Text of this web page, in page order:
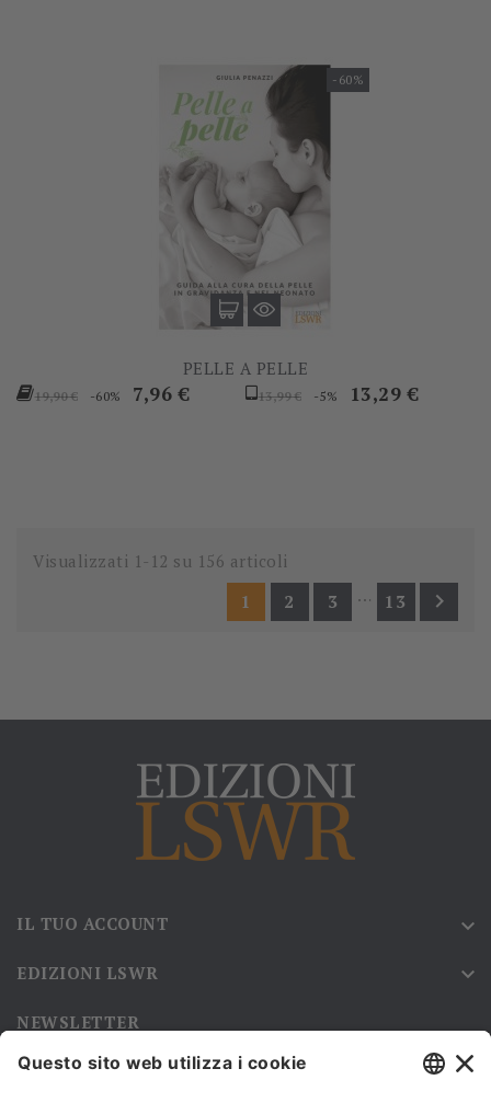
-60%
PELLE A PELLE
Prezzo
19,90 € -60% Prezzo
7,96 €
Prezzo
13,99 € -5% Prezzo
13,29 €
Visualizzati 1-12 su 156 articoli
1
2 3 … 13 
IL TUO ACCOUNT 
EDIZIONI LSWR 
NEWSLETTER
Iscriviti alla nostra newsletter e rimani sempre aggiornato sulle